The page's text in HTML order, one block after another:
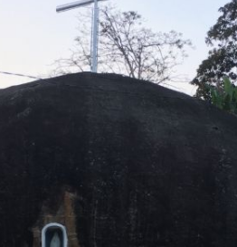
Qué ver en Manama. La capital de Baréin
]
Ela Nguema. El barrio más castizo de